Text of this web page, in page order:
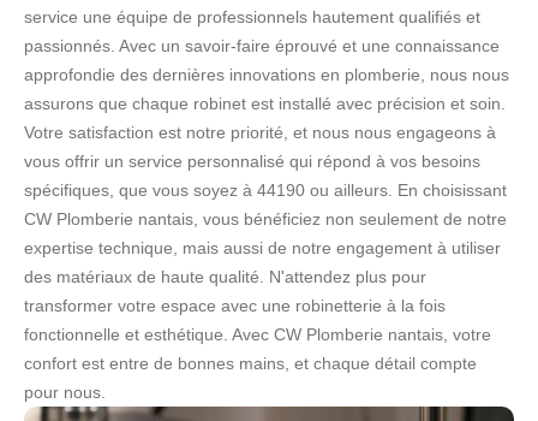
service une équipe de professionnels hautement qualifiés et
passionnés. Avec un savoir-faire éprouvé et une connaissance
approfondie des dernières innovations en plomberie, nous nous
assurons que chaque robinet est installé avec précision et soin.
Votre satisfaction est notre priorité, et nous nous engageons à
vous offrir un service personnalisé qui répond à vos besoins
spécifiques, que vous soyez à 44190 ou ailleurs. En choisissant
CW Plomberie nantais, vous bénéficiez non seulement de notre
expertise technique, mais aussi de notre engagement à utiliser
des matériaux de haute qualité. N'attendez plus pour
transformer votre espace avec une robinetterie à la fois
fonctionnelle et esthétique. Avec CW Plomberie nantais, votre
confort est entre de bonnes mains, et chaque détail compte
pour nous.